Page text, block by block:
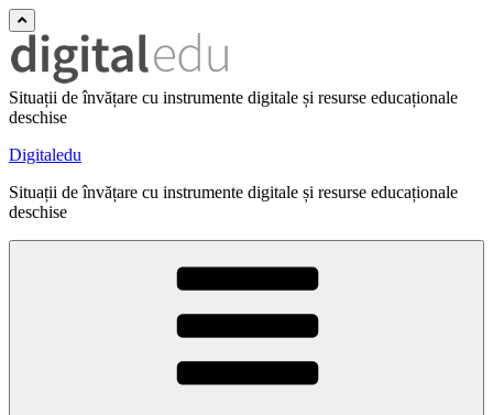
Situații de învățare cu instrumente digitale și resurse educaționale
deschise
Digitaledu
Situații de învățare cu instrumente digitale și resurse educaționale
deschise